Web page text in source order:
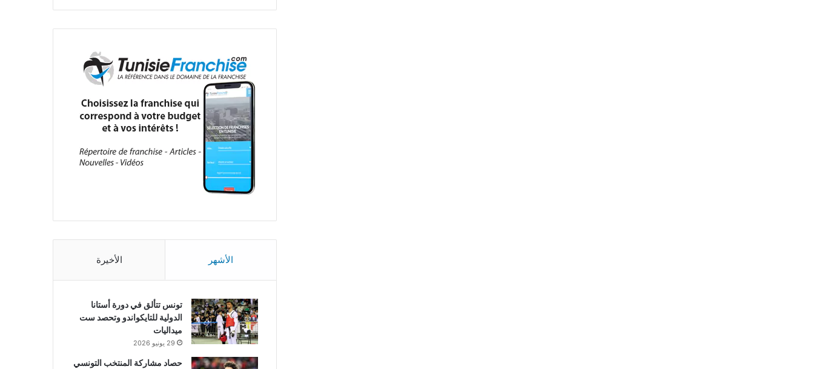
الأشهر الأخيرة
تونس تتألق في دورة أستانا
الدولية للتايكواندو وتحصد ست
ميداليات
29 يونيو 2026
حصاد مشاركة المنتخب التونسي